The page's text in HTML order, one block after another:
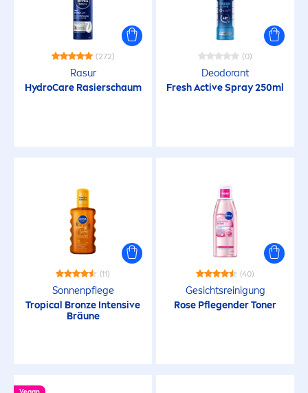
(272)
Rasur
HydroCareRasierschaum
(0)
Deodorant
FreshActiveSpray 250ml
(11)
Sonnenpflege
Tropical Bronze Intensive
Bräune
(40)
Gesichtsreinigung
Rose Pflegender Toner